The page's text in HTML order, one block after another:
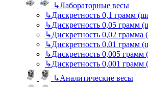
↳Лабораторные весы
↳Дискретность 0,1 грамм
↳Дискретность 0,05 грамм
↳Дискретность 0,02 грамма
↳Дискретность 0,01 грамм
↳Дискретность 0,005 грамм
↳Дискретность 0,001 грамм
↳Аналитические весы